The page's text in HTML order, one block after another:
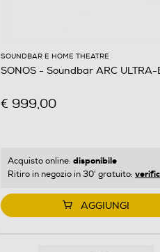
SOUNDBAR E HOME THEATRE
SONOS - Soundbar ARC ULTRA-
€ 999,00
Acquisto online: disponibile
Ritiro in negozio in 30' gratuito:
AGGIUNGI